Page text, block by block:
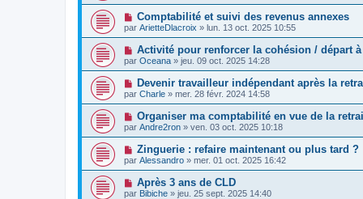
Comptabilité et suivi des revenus annexes
par ArietteDlacroix » lun. 13 oct. 2025 10:55
Activité pour renforcer la cohésion / départ
par Oceana » jeu. 09 oct. 2025 14:28
Devenir travailleur indépendant après la
par Charle » mer. 28 févr. 2024 14:58
Organiser ma comptabilité en vue de la
par Andre2ron » ven. 03 oct. 2025 10:18
Zinguerie : refaire maintenant ou plus tard ?
par Alessandro » mer. 01 oct. 2025 16:42
Après 3 ans de CLD
par Bibiche » jeu. 25 sept. 2025 14:40